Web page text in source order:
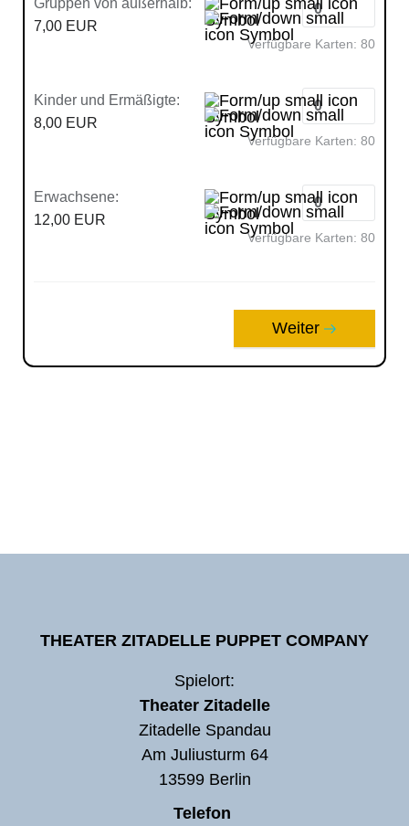
Gruppen von außerhalb:
7,00 EUR
Verfügbare Karten: 80
Kinder und Ermäßigte:
8,00 EUR
Verfügbare Karten: 80
Erwachsene:
12,00 EUR
Verfügbare Karten: 80
Weiter
THEATER ZITADELLE PUPPET COMPANY
Spielort:
Theater Zitadelle
Zitadelle Spandau
Am Juliusturm 64
13599 Berlin
Telefon